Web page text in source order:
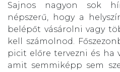
Sajnos nagyon sok
népszerű, hogy a
belépőt vásárolni vagy
kell számolnod.
picit előre tervezni és ha
amit semmiképp sem